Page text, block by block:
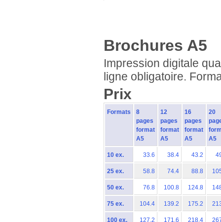
Brochures A5
Impression digitale
ligne obligatoire.
Prix
Formats
8
pages
format
A5
12
pages
format
A5
16
pages
format
A5
20
A5
10 ex. 33.6 38.4 43.2
25 ex. 58.8 74.4 88.8
50 ex. 76.8 100.8 124.8
75 ex. 104.4 139.2 175.2
100 ex. 127.2 171.6 218.4